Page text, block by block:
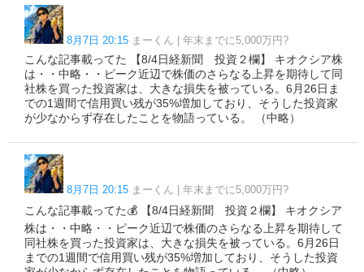
8月7日 20:15 まーくん | 年末までに5,000万円?
こんな記事載ってた 【8/4日経新聞 投資２欄】 キオクシア株
は・・中略・・ピーク近辺で株価のさらなる上昇を期待して同
社株を買った投資家は、大きな損失を被っている。6月26日ま
での1週間で信用買い残が35%増加しており、そうした投資家
が少なからず存在したことを物語っている。 （中略）
8月7日 20:15 まーくん | 年末までに5,000万円?
こんな記事載ってた💰 【8/4日経新聞 投資２欄】 キオクシア
株は・・中略・・ピーク近辺で株価のさらなる上昇を期待して
同社株を買った投資家は、大きな損失を被っている。6月26日
までの1週間で信用買い残が35%増加しており、そうした投資